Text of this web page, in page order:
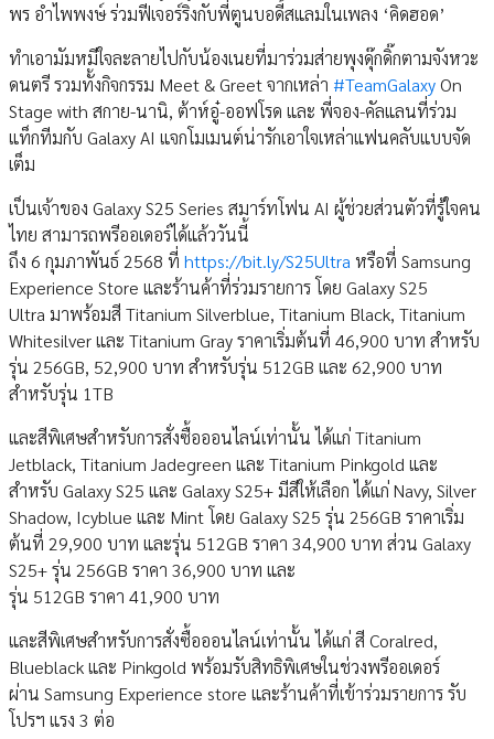
พร อำไพพงษ์ ร่วมฟีเจอร์ริงกับพี่ตูนบอดี้สแลมในเพลง ‘คิดฮอด’
ทำเอามัมหมีใจละลายไปกับน้องเนยที่มาร่วมส่ายพุงดุ๊กดิ๊กตามจังหวะ
ดนตรี รวมทั้งกิจกรรม Meet & Greet จากเหล่า #TeamGalaxyOn
Stage with สกาย-นานิ, ต้าห์อู๋-ออฟโรด และ พี่จอง-คัลแลนที่ร่วม
แท็กทีมกับ Galaxy AI แจกโมเมนต์น่ารักเอาใจเหล่าแฟนคลับแบบจัด
เต็ม
เป็นเจ้าของ Galaxy S25 Series สมาร์ทโฟน AI ผู้ช่วยส่วนตัวที่รู้ใจคน
ไทย สามารถพรีออเดอร์ได้แล้ววันนี้
ถึง 6 กุมภาพันธ์ 2568 ที่ https://bit.ly/S25Ultra หรือที่ Samsung
Experience Store และร้านค้าที่ร่วมรายการ โดย Galaxy S25
Ultra มาพร้อมสี Titanium Silverblue, Titanium Black, Titanium
Whitesilver และ Titanium Gray ราคาเริ่มต้นที่ 46,900 บาท สำหรับ
รุ่น 256GB, 52,900 บาท สำหรับรุ่น 512GB และ 62,900 บาท
สำหรับรุ่น 1TB
และสีพิเศษสำหรับการสั่งซื้อออนไลน์เท่านั้น ได้แก่ Titanium
Jetblack, Titanium Jadegreen และ Titanium Pinkgold และ
สำหรับ Galaxy S25 และ Galaxy S25+ มีสีให้เลือก ได้แก่ Navy, Silver
Shadow, Icyblue และ Mint โดย Galaxy S25 รุ่น 256GB ราคาเริ่ม
ต้นที่ 29,900 บาท และรุ่น 512GB ราคา 34,900 บาท ส่วน Galaxy
S25+ รุ่น 256GB ราคา 36,900 บาท และ
รุ่น 512GB ราคา 41,900 บาท
และสีพิเศษสำหรับการสั่งซื้อออนไลน์เท่านั้น ได้แก่ สี Coralred,
Blueblack และ Pinkgold พร้อมรับสิทธิพิเศษในช่วงพรีออเดอร์
ผ่าน Samsung Experience store และร้านค้าที่เข้าร่วมรายการ รับ
โปรฯ แรง 3 ต่อ